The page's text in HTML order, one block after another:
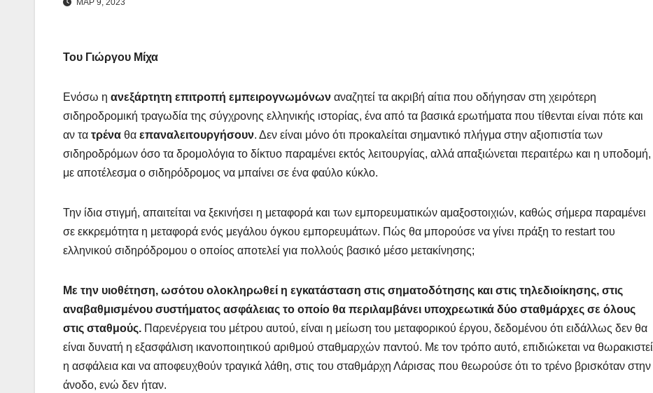
ΜΑΡ 9, 2023
Του Γιώργου Μίχα
Ενόσω η ανεξάρτητη επιτροπή εμπειρογνωμόνων αναζητεί τα ακριβή αίτια που οδήγησαν στη χειρότερη
σιδηροδρομική τραγωδία της σύγχρονης ελληνικής ιστορίας, ένα από τα βασικά ερωτήματα που τίθενται είναι πότε και
αν τα τρένα θα επαναλειτουργήσουν. Δεν είναι μόνο ότι προκαλείται σημαντικό πλήγμα στην αξιοπιστία των
σιδηροδρόμων όσο τα δρομολόγια το δίκτυο παραμένει εκτός λειτουργίας, αλλά απαξιώνεται περαιτέρω και η υποδομή,
με αποτέλεσμα ο σιδηρόδρομος να μπαίνει σε ένα φαύλο κύκλο.
Την ίδια στιγμή, απαιτείται να ξεκινήσει η μεταφορά και των εμπορευματικών αμαξοστοιχιών, καθώς σήμερα παραμένει
σε εκκρεμότητα η μεταφορά ενός μεγάλου όγκου εμπορευμάτων. Πώς θα μπορούσε να γίνει πράξη το restart του
ελληνικού σιδηρόδρομου ο οποίος αποτελεί για πολλούς βασικό μέσο μετακίνησης;
Με την υιοθέτηση, ωσότου ολοκληρωθεί η εγκατάσταση στις σηματοδότησης και στις τηλεδιοίκησης, στις
αναβαθμισμένου συστήματος ασφάλειας το οποίο θα περιλαμβάνει υποχρεωτικά δύο σταθμάρχες σε όλους
στις σταθμούς. Παρενέργεια του μέτρου αυτού, είναι η μείωση του μεταφορικού έργου, δεδομένου ότι ειδάλλως δεν θα
είναι δυνατή η εξασφάλιση ικανοποιητικού αριθμού σταθμαρχών παντού. Με τον τρόπο αυτό, επιδιώκεται να θωρακιστεί
η ασφάλεια και να αποφευχθούν τραγικά λάθη, στις του σταθμάρχη Λάρισας που θεωρούσε ότι το τρένο βρισκόταν στην
άνοδο, ενώ δεν ήταν.